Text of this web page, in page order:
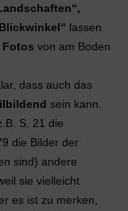
lassen
Fotos von am Boden
dass auch das
sein kann.
S. 21 die
die Bilder der
sind) andere
sie vielleicht
es ist zu merken,